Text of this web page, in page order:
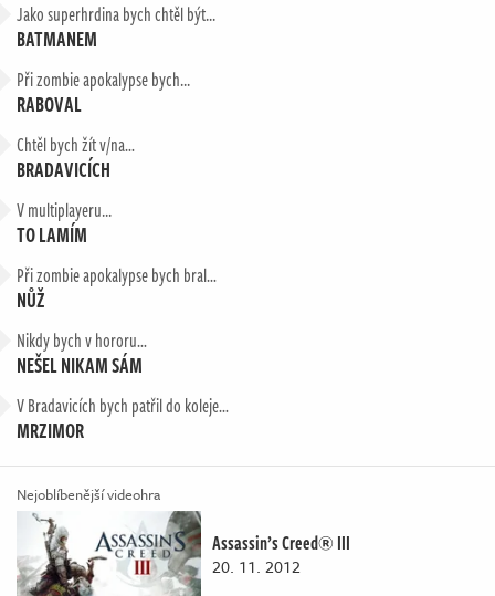
Jako superhrdina bych chtěl být...
BATMANEM
Při zombie apokalypse bych...
RABOVAL
Chtěl bych žít v/na…
BRADAVICÍCH
V multiplayeru...
TO LAMÍM
Při zombie apokalypse bych bral…
NŮŽ
Nikdy bych v hororu…
NEŠEL NIKAM SÁM
V Bradavicích bych patřil do koleje…
MRZIMOR
Nejoblíbenější videohra
Assassin’s Creed® III
20. 11. 2012